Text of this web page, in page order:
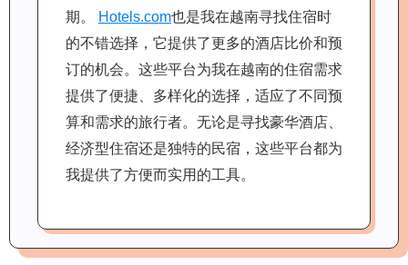
期。
Hotels.com也是我在越南寻找住宿时
的不错选择，它提供了更多的酒店比价和预
订的机会。这些平台为我在越南的住宿需求
提供了便捷、多样化的选择，适应了不同预
算和需求的旅行者。无论是寻找豪华酒店、
经济型住宿还是独特的民宿，这些平台都为
我提供了方便而实用的工具。